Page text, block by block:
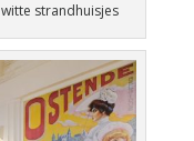
strandhuisjes